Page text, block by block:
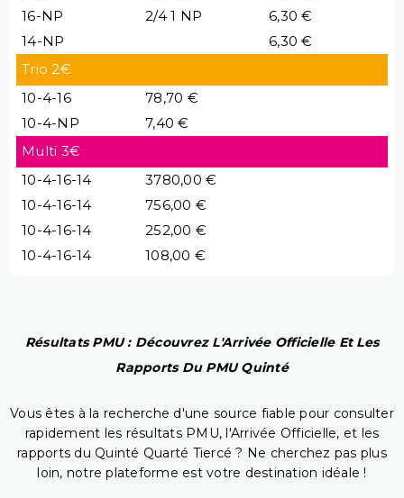
16-NP
2/4 1 NP
6,30 €
14-NP
6,30 €
Trio 2€
10-4-16
78,70 €
10-4-NP
7,40 €
Multi 3€
10-4-16-14
3780,00 €
10-4-16-14
756,00 €
10-4-16-14
252,00 €
10-4-16-14
108,00 €
Résultats PMU : Découvrez L'Arrivée Officielle Et Les
Rapports Du PMU Quinté
Vous êtes à la recherche d'une source fiable pour consulter
rapidement les résultats PMU, l'Arrivée Officielle, et les
rapports du Quinté Quarté Tiercé ? Ne cherchez pas plus
loin, notre plateforme est votre destination idéale !